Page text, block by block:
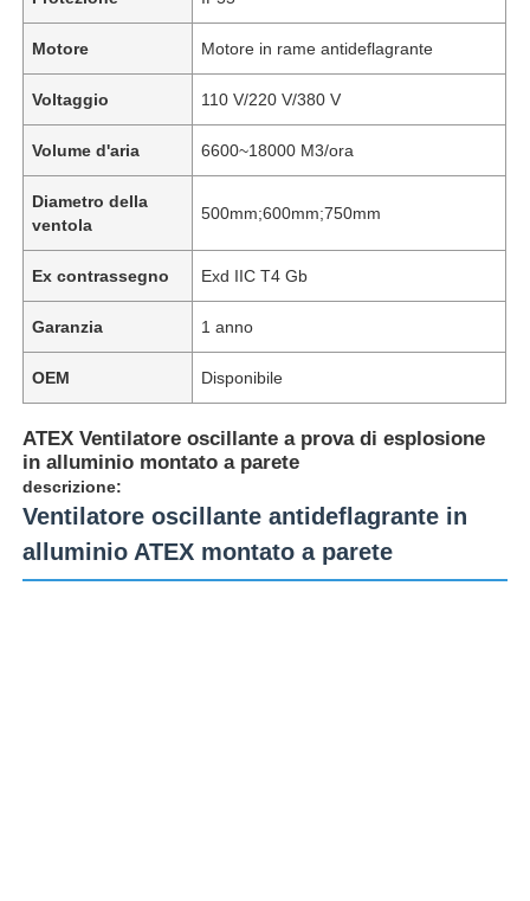
Motore Motore in rame antideflagrante
Voltaggio 110 V/220 V/380 V
Volume d'aria 6600~18000 M3/ora
Diametro della
ventola
500mm;600mm;750mm
Ex contrassegno Exd IIC T4 Gb
Garanzia 1 anno
OEM Disponibile
ATEX Ventilatore oscillante a prova di esplosione
in alluminio montato a parete
descrizione:
Ventilatore oscillante antideflagrante in
alluminio ATEX montato a parete